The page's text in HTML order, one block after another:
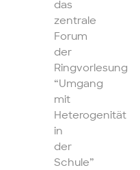
das
zentrale
Forum
der
Ringvorlesung
“Umgang
mit
Heterogenität
in
der
Schule”